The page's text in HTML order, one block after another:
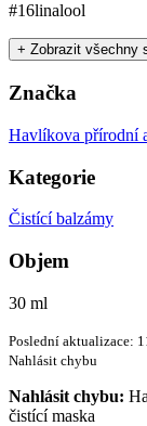
#16linalool
+ Zobrazit všechny
Značka
Havlíkova přírodní
Kategorie
Čistící balzámy
Objem
30 ml
Poslední aktualizace:
Nahlásit chybu
Nahlásit chybu:
čistící maska